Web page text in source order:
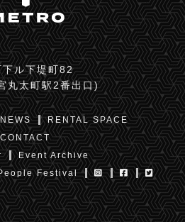
下ル下堤町82
丸太町駅2番出口)
NEWS
RENTAL SPACE
CONTACT
Event Archive
Festival